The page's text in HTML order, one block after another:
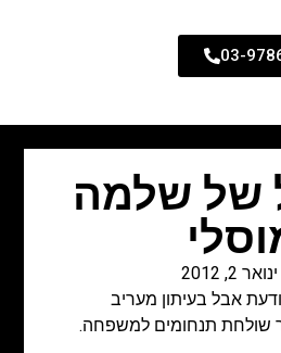
03-
של שלמה
ינואר 2, 2012
אבל בעיתון מעריב
שולחת תנחומים למשפחה.